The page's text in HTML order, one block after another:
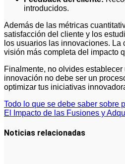
introducidos.
Además de las métricas
satisfacción del cliente y los
los usuarios las innovaciones.
visión más completa del impacto
Finalmente, no olvides
innovación no debe ser un
optimizar tus iniciativas
Navegación
de
entradas
Todo lo que se debe saber sobre
El Impacto de las Fusiones y
Noticias relacionadas